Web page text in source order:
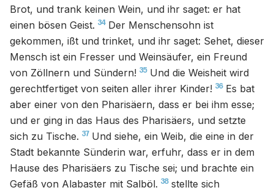
Brot, und trank keinen Wein, und ihr saget: er hat
einen bösen Geist. 34 Der Menschensohn ist
gekommen, ißt und trinket, und ihr saget: Sehet, dieser
Mensch ist ein Fresser und Weinsäufer, ein Freund
von Zöllnern und Sündern! 35 Und die Weisheit wird
gerechtfertiget von seiten aller ihrer Kinder! 36 Es bat
aber einer von den Pharisäern, dass er bei ihm esse;
und er ging in das Haus des Pharisäers, und setzte
sich zu Tische. 37 Und siehe, ein Weib, die eine in der
Stadt bekannte Sünderin war, erfuhr, dass er in dem
Hause des Pharisäers zu Tische sei; und brachte ein
Gefäß von Alabaster mit Salböl. 38 stellte sich